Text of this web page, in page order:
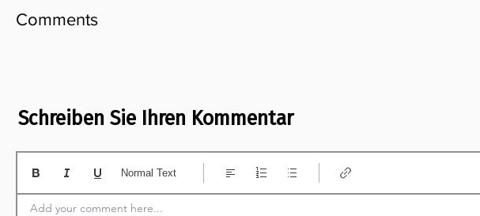
Comments
Schreiben Sie Ihren Kommentar
Add your comment here...
Normal Text